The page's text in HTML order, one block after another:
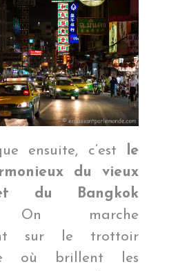
ensuite, c’est
le
du vieux
du Bangkok
marche
sur le trottoir
où brillent les